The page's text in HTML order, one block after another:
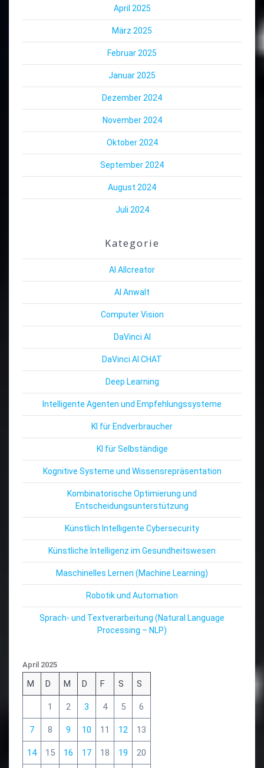
April 2025
März 2025
Februar 2025
Januar 2025
Dezember 2024
November 2024
Oktober 2024
September 2024
August 2024
Juli 2024
Kategorie
AI Allcreator
AI Anwalt
Computer Vision
DaVinci AI
DaVinci AI CHAT
Deep Learning
Intelligente Agenten und Empfehlungssysteme
KI für Endverbraucher
KI für Selbständige
Kognitive Systeme und Wissensrepräsentation
Kombinatorische Optimierung und
Entscheidungsunterstützung
Künstlich Intelligente Cybersecurity
Künstliche Intelligenz im Gesundheitswesen
Maschinelles Lernen (Machine Learning)
Robotik und Automation
Sprach- und Textverarbeitung (Natural Language
Processing – NLP)
April 2025
M D M D F S S
1 2 3 4 5 6
7 8 9 10 11 12 13
14 15 16 17 18 19 20